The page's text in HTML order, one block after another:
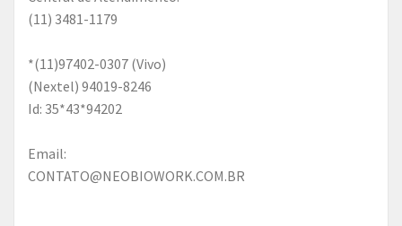
(11) 3481-1179
*(11)97402-0307 (Vivo)
(Nextel) 94019-8246
Id: 35*43*94202
Email:
CONTATO@NEOBIOWORK.COM.BR